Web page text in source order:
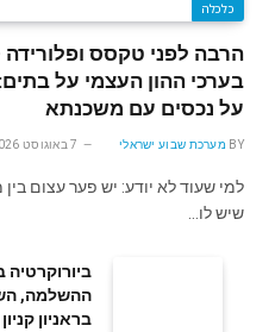
כלכלה
הרבה לפני טקסס ופלורידה
על נכסים עם משכנתא
BY מערכת שבוע ישראלי 7 באוגוסט 2026
למי שעוד לא יודע: יש פער עצום
שיש לו…
ההשלמה,
בראניון